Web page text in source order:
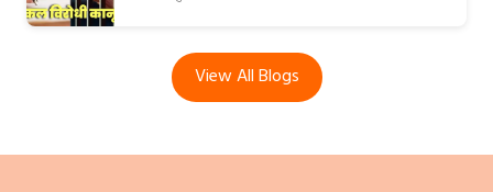
View All Blogs